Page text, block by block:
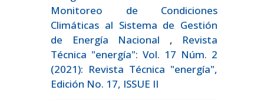
Monitoreo de Condiciones
Climáticas al Sistema de Gestión
de Energía Nacional , Revista
Técnica "energía": Vol. 17 Núm. 2
(2021): Revista Técnica "energía",
Edición No. 17, ISSUE II